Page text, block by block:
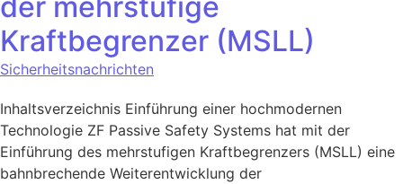
der mehrstufige
Kraftbegrenzer (MSLL)
Sicherheitsnachrichten
Inhaltsverzeichnis Einführung einer hochmodernen
Technologie ZF Passive Safety Systems hat mit der
Einführung des mehrstufigen Kraftbegrenzers (MSLL) eine
bahnbrechende Weiterentwicklung der